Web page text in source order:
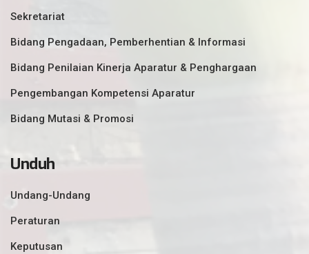
Sekretariat
Bidang Pengadaan, Pemberhentian & Informasi
Bidang Penilaian Kinerja Aparatur & Penghargaan
Pengembangan Kompetensi Aparatur
Bidang Mutasi & Promosi
Unduh
Undang-Undang
Peraturan
Keputusan